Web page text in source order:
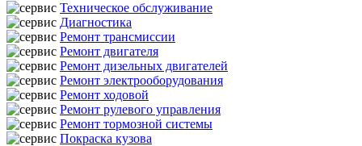
Техническое обслуживание
Диагностика
Ремонт трансмиссии
Ремонт двигателя
Ремонт дизельных двигателей
Ремонт электрооборудования
Ремонт ходовой
Ремонт рулевого управления
Ремонт тормозной системы
Покраска кузова